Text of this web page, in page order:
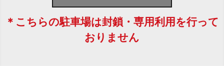
＊こちらの駐車場は封鎖・専用利用を行って
おりません